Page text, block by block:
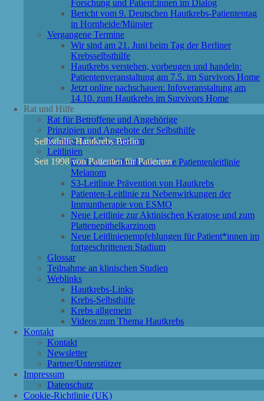
Forschung und Patient:innen im Dialog
Bericht vom 9. Deutschen Hautkrebs-Patiententag
in Hornheide/Münster
Vergangene Termine
Wir sind am 21. Juni beim Tag der Berliner
Krebsselbsthilfe
Hautkrebs verstehen, vorbeugen und handeln:
Patientenveranstaltung am 7.5. im Survivors Home
Jetzt online nachschauen: Infoveranstaltung am
14.10. zum Hautkrebs im Survivors Home
Rat und Hilfe
Rat für Betroffene und Angehörige
Prinzipien und Angebote der Selbsthilfe
Kutanes T-Zell-Lymphom
Leitlinien
Endlich veröffentlicht: Neue Patientenleitlinie
Melanom
S3-Leitlinie Prävention von Hautkrebs
Patienten-Leitlinie zu Nebenwirkungen der
Immuntherapie von ESMO
Neue Leitlinie zur Aktinischen Keratose und zum
Plattenepithelkarzinom
Neue Leitlinienempfehlungen für Patient*innen im
fortgeschrittenen Stadium
Glossar
Teilnahme an klinischen Studien
Weblinks
Hautkrebs-Links
Krebs-Selbsthilfe
Krebs allgemein
Videos zum Thema Hautkrebs
Kontakt
Kontakt
Newsletter
Partner/Unterstützer
Impressum
Datenschutz
Cookie-Richtlinie (UK)
Selbsthilfe Hautkrebs Berlin
Seit 1998 von Patienten für Patienten